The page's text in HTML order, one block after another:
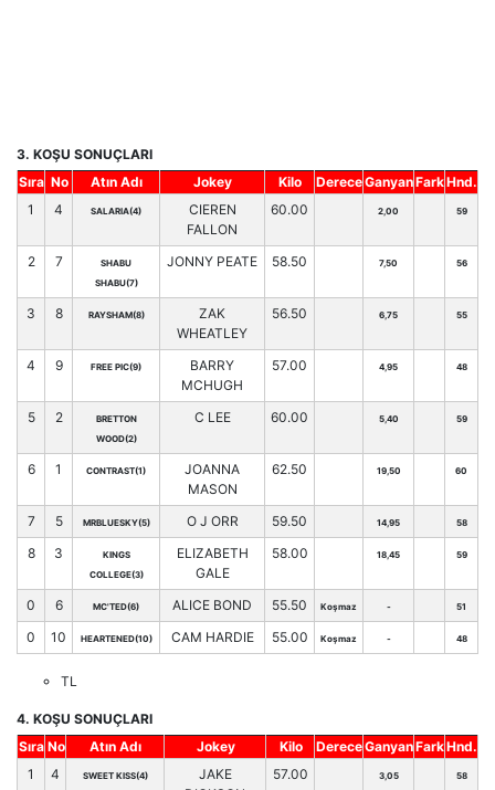
3. KOŞU SONUÇLARI
Sıra No Atın Adı Jokey Kilo DereceGanyanFarkHnd.
1
4 SALARIA(4)
CIEREN
FALLON
60.00 2,00 59
2 7
SHABU
SHABU(7)
JONNY PEATE 58.50 7,50 56
3 8 RAYSHAM(8)
ZAK
WHEATLEY
56.50 6,75 55
4 9 FREE PIC(9)
BARRY
MCHUGH
57.00 4,95 48
5 2
BRETTON
WOOD(2)
C LEE 60.00 5,40 59
6 1 CONTRAST(1)
JOANNA
MASON
62.50 19,50 60
7 5 MRBLUESKY(5) O J ORR 59.50 14,95 58
8 3
KINGS
COLLEGE(3)
ELIZABETH
GALE
58.00 18,45 59
0 6 MC'TED(6) ALICE BOND 55.50 Koşmaz - 51
0 10 HEARTENED(10) CAM HARDIE 55.00 Koşmaz - 48
TL
4. KOŞU SONUÇLARI
Sıra No Atın Adı Jokey Kilo DereceGanyanFarkHnd.
1
4 SWEET KISS(4)
JAKE
57.00 3,05 58